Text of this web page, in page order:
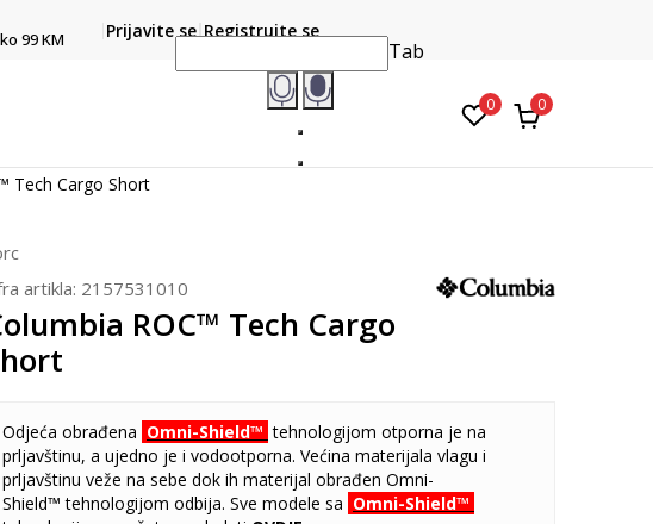
99 KM
Platite karticom online i preuzmite u prodavnici po vašem
Prijavite se Registrujte se
Tab
0 0
Tech Cargo Short
artikla: 2157531010
ROC™ Tech Cargo
Odjeća obrađena Omni-Shield™ tehnologijom otporna je na
prljavštinu, a ujedno je i vodootporna. Većina materijala vlagu i
prljavštinu veže na sebe dok ih materijal obrađen Omni-
Shield™ tehnologijom odbija. Sve modele sa Omni-Shield™